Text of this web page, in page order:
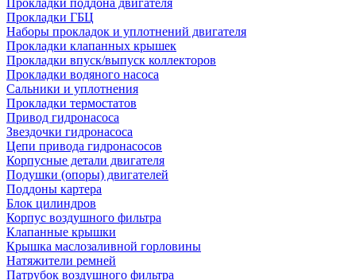
Прокладки поддона двигателя
Прокладки ГБЦ
Наборы прокладок и уплотнений двигателя
Прокладки клапанных крышек
Прокладки впуск/выпуск коллекторов
Прокладки водяного насоса
Сальники и уплотнения
Прокладки термостатов
Привод гидронасоса
Звездочки гидронасоса
Цепи привода гидронасосов
Корпусные детали двигателя
Подушки (опоры) двигателей
Поддоны картера
Блок цилиндров
Корпус воздушного фильтра
Клапанные крышки
Крышка маслозаливной горловины
Натяжители ремней
Патрубок воздушного фильтра